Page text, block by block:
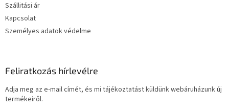
Szállitási ár
Kapcsolat
Személyes adatok védelme
Feliratkozás hírlevélre
Adja meg az e-mail címét, és mi tájékoztatást küldünk webáruházunk új
termékeiről.